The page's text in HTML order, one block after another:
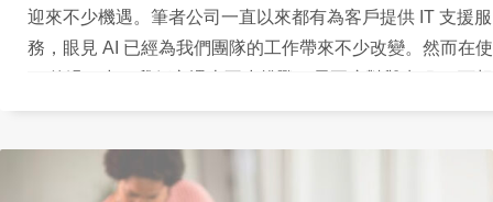
迎來不少機遇。筆者公司一直以來都有為客戶提供 IT 支援服
務，眼見 AI 已經為我們團隊的工作帶來不少改變。然而在
知，大家都是被近日的ChatGPT風潮所「薰陶」而心生疑惑